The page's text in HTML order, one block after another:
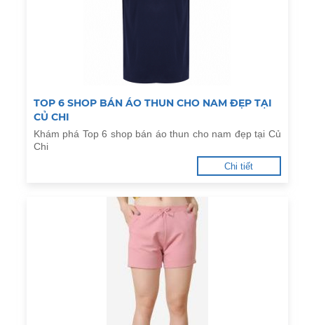
TOP 6 SHOP BÁN ÁO THUN CHO NAM ĐẸP TẠI
CỦ CHI
Khám phá Top 6 shop bán áo thun cho nam đẹp tại Củ
Chi
Chi tiết